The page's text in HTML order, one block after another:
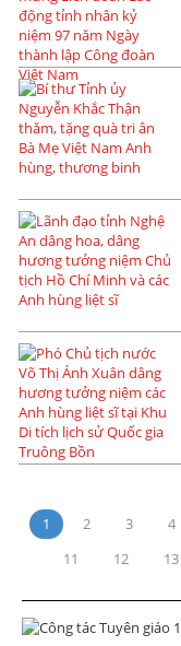
1 2 3 4
11
12 13